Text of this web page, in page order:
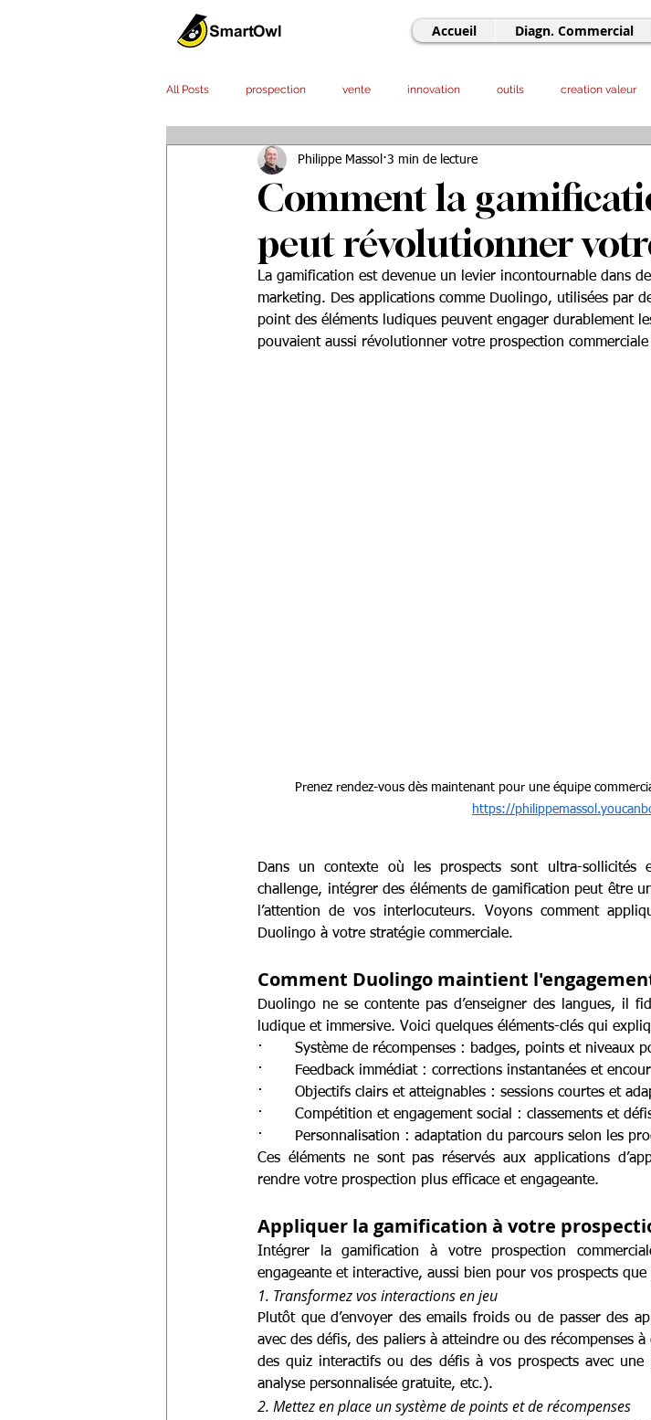
Accueil Diagn. Commercial
All Posts prospection vente innovation outils creation valeur
service client outsourcing
Comment la
peut révolutionner
Philippe Massol 3 min de lecture
La gamification est devenue un levier incontournable dans
marketing. Des applications comme Duolingo, utilisées par
point des éléments ludiques peuvent engager durablement
pouvaient aussi révolutionner votre prospection commerciale
Prenez rendez-vous dès maintenant pour une équipe
https://
Dans un contexte où les prospects sont ultra-
challenge, intégrer des éléments de gamification peut être
l’attention de vos interlocuteurs. Voyons comment
Duolingo à votre stratégie commerciale.
Comment Duolingo maintient
Duolingo ne se contente pas d’enseigner des langues, il
ludique et immersive. Voici quelques éléments-clés qui
·       Système de récompenses : badges, points et
·       Feedback immédiat : corrections instantanées et
·       Objectifs clairs et atteignables : sessions courtes et
·       Compétition et engagement social : classements et
·       Personnalisation : adaptation du parcours selon les
Ces éléments ne sont pas réservés aux applications
rendre votre prospection plus efficace et engageante.
Appliquer la gamification à votre
Intégrer la gamification à votre prospection
engageante et interactive, aussi bien pour vos prospects
1. Transformez vos interactions en jeu
Plutôt que d’envoyer des emails froids ou de passer des
avec des défis, des paliers à atteindre ou des récompenses
des quiz interactifs ou des défis à vos prospects avec
analyse personnalisée gratuite, etc.).
2. Mettez en place un système de points et de récompenses